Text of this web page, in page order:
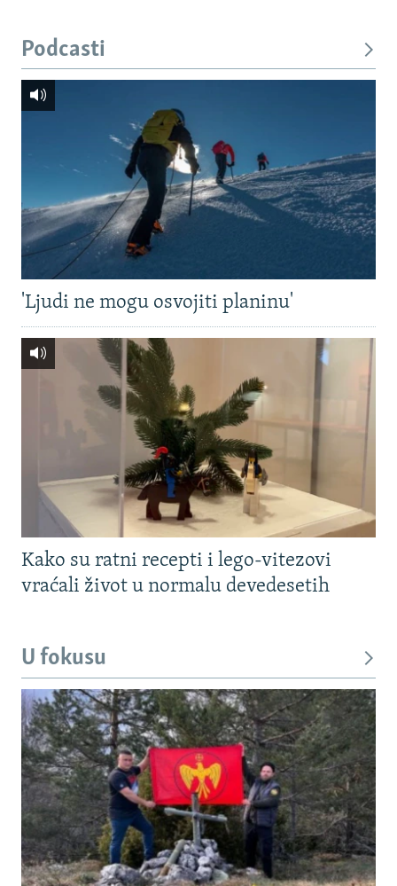
Podcasti
'Ljudi ne mogu osvojiti planinu'
Kako su ratni recepti i lego-vitezovi
vraćali život u normalu devedesetih
U fokusu